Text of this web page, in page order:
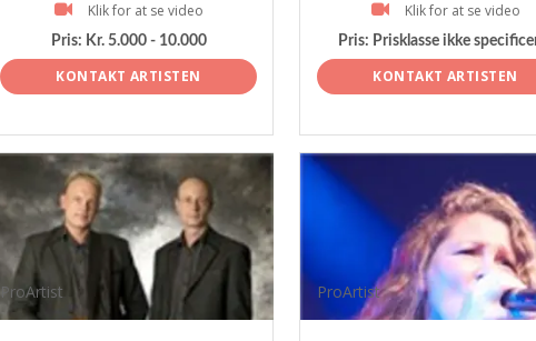
Klik for at se video
Pris: Kr. 5.000 - 10.000
KONTAKT ARTISTEN
Klik for at se video
Pris: Prisklasse ikke
KONTAKT ARTISTEN
ProArtist ProArtist